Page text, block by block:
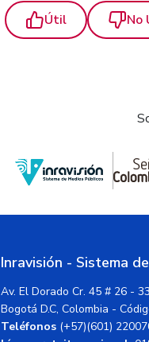
Útil No
Inravisión - Sistema
Av. El Dorado Cr. 45 # 26 - 33
Bogotá D.C, Colombia -
Teléfonos (+57)(601)